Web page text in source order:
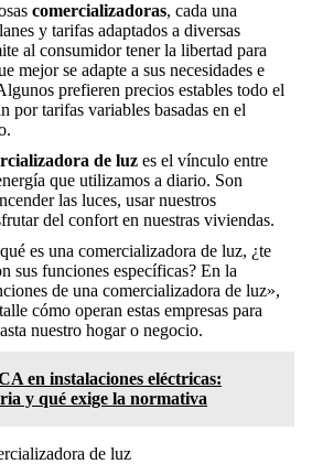
comercializadoras, cada una
y tarifas adaptados a diversas
al consumidor tener la libertad para
mejor se adapte a sus necesidades e
prefieren precios estables todo el
por tarifas variables basadas en el
de luz es el vínculo entre
que utilizamos a diario. Son
las luces, usar nuestros
del confort en nuestras viviendas.
es una comercializadora de luz, ¿te
sus funciones específicas? En la
de una comercializadora de luz»,
cómo operan estas empresas para
nuestro hogar o negocio.
en instalaciones eléctricas:
y qué exige la normativa
de luz